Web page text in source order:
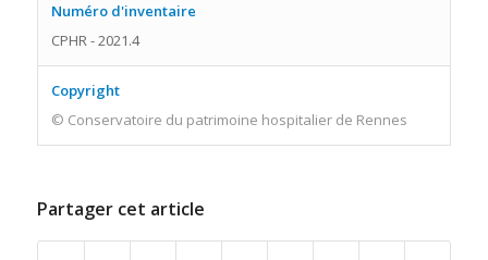
Numéro d'inventaire
CPHR - 2021.4
Copyright
© Conservatoire du patrimoine hospitalier de Rennes
Partager cet article